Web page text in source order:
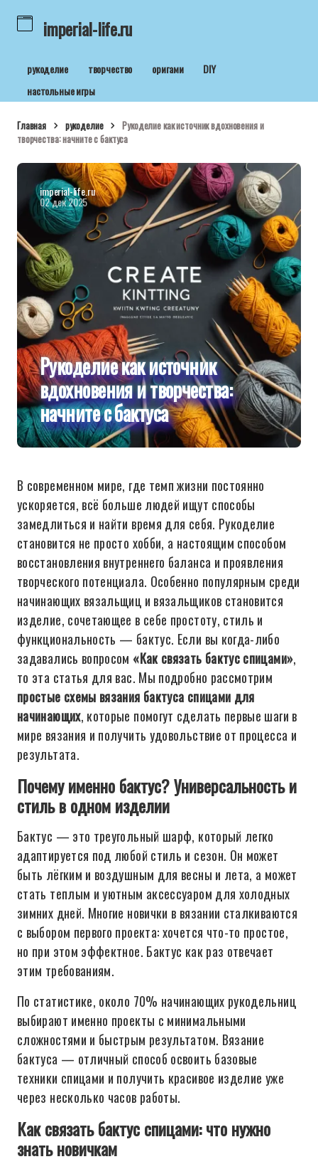
imperial-life.ru
рукоделие творчество оригами
DIY
настольные игры
Главная рукоделие
Рукоделие как источник вдохновения и
творчества: начните с бактуса
imperial-life.ru
02 дек 2025
Рукоделие как источник
вдохновения и творчества:
начните с бактуса
В современном мире, где темп жизни постоянно
ускоряется, всё больше людей ищут способы
замедлиться и найти время для себя. Рукоделие
становится не просто хобби, а настоящим способом
восстановления внутреннего баланса и проявления
творческого потенциала. Особенно популярным среди
начинающих вязальщиц и вязальщиков становится
изделие, сочетающее в себе простоту, стиль и
функциональность — бактус. Если вы когда-либо
задавались вопросом «Как связать бактус спицами»,
то эта статья для вас. Мы подробно рассмотрим
простые схемы вязания бактуса спицами для
начинающих, которые помогут сделать первые шаги в
мире вязания и получить удовольствие от процесса и
результата.
Почему именно бактус? Универсальность и
стиль в одном изделии
Бактус — это треугольный шарф, который легко
адаптируется под любой стиль и сезон. Он может
быть лёгким и воздушным для весны и лета, а может
стать теплым и уютным аксессуаром для холодных
зимних дней. Многие новички в вязании сталкиваются
с выбором первого проекта: хочется что-то простое,
но при этом эффектное. Бактус как раз отвечает
этим требованиям.
По статистике, около 70% начинающих рукодельниц
выбирают именно проекты с минимальными
сложностями и быстрым результатом. Вязание
бактуса — отличный способ освоить базовые
техники спицами и получить красивое изделие уже
через несколько часов работы.
Как связать бактус спицами: что нужно
знать новичкам